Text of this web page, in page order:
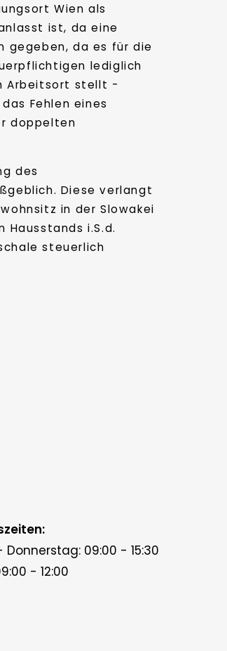
Wien als
ist, da eine
gegeben, da es für die
lediglich
Arbeitsort stellt -
Fehlen eines
doppelten
des
Diese verlangt
in der Slowakei
i.S.d.
steuerlich
09:00 - 15:30
- 12:00